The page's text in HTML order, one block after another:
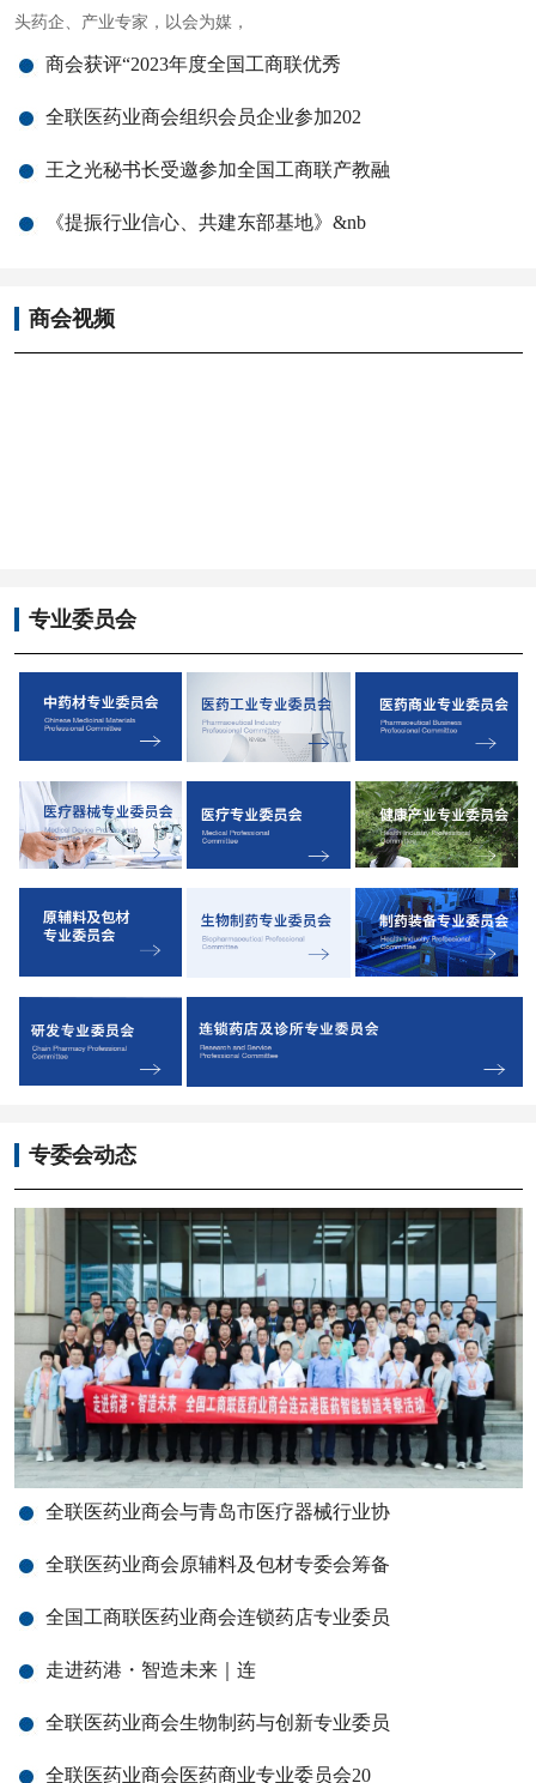
头药企、产业专家，以会为媒，
商会获评“2023年度全国工商联优秀
全联医药业商会组织会员企业参加202
王之光秘书长受邀参加全国工商联产教融
《提振行业信心、共建东部基地》&nb
商会视频
专业委员会
专委会动态
全联医药业商会与青岛市医疗器械行业协
全联医药业商会原辅料及包材专委会筹备
全国工商联医药业商会连锁药店专业委员
走进药港・智造未来｜连
全联医药业商会生物制药与创新专业委员
全联医药业商会医药商业专业委员会20